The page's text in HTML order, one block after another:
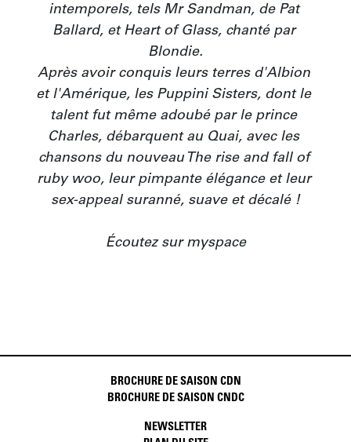
intemporels, tels Mr Sandman, de Pat
Ballard, et Heart of Glass, chanté par
Blondie.
Après avoir conquis leurs terres d'Albion
et l'Amérique, les Puppini Sisters, dont le
talent fut même adoubé par le prince
Charles, débarquent au Quai, avec les
chansons du nouveau The rise and fall of
ruby woo, leur pimpante élégance et leur
sex-appeal suranné, suave et décalé !
Écoutez sur myspace
BROCHURE DE SAISON CDN
BROCHURE DE SAISON CNDC
NEWSLETTER